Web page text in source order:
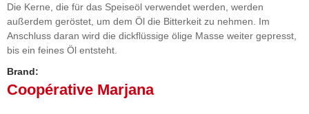
Die Kerne, die für das Speiseöl verwendet werden, werden
außerdem geröstet, um dem Öl die Bitterkeit zu nehmen. Im
Anschluss daran wird die dickflüssige ölige Masse weiter gepresst,
bis ein feines Öl entsteht.
Brand:
Coopérative Marjana